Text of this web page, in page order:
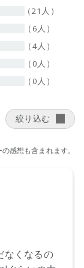
え下さい。
す。予めご了承
写真と異なる場
成分・処方が記
ございます。